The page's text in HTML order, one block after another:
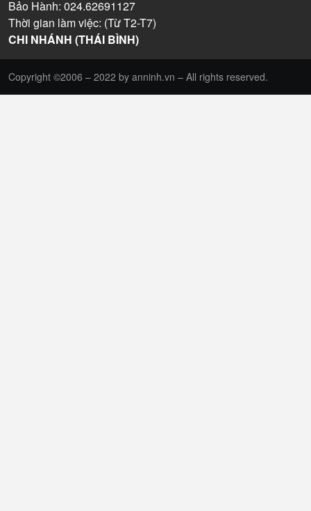
Bảo Hành: 024.62691127
Thời gian làm việc: (Từ T2-T7)
CHI NHÁNH (THÁI BÌNH)
Copyright ©2006 – 2022 by anninh.vn – All rights reserved.